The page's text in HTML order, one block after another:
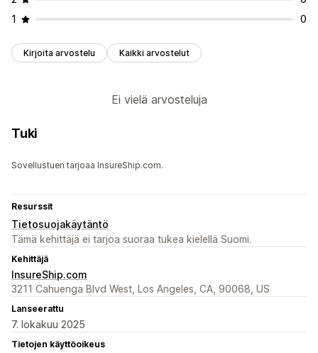
1
0
Kirjoita arvostelu Kaikki arvostelut
Ei vielä arvosteluja
Tuki
Sovellustuen tarjoaa InsureShip.com.
Resurssit
Tietosuojakäytäntö
Tämä kehittäjä ei tarjoa suoraa tukea kielellä Suomi.
Kehittäjä
InsureShip.com
3211 Cahuenga Blvd West, Los Angeles, CA, 90068, US
Lanseerattu
7. lokakuu 2025
Tietojen käyttöoikeus